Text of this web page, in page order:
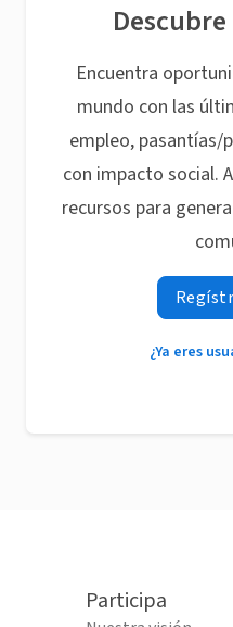
Encuentra
mundo con las
empleo, pasantías/
con impacto social.
recursos para
¿Ya eres
Participa